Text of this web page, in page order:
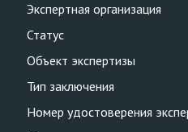
Экспертная организация
Статус
Объект экспертизы
Тип заключения
Номер удостоверения